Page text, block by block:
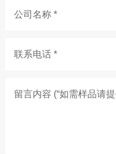
公司名称 *
联系电话 *
留言内容 (“如需样品请